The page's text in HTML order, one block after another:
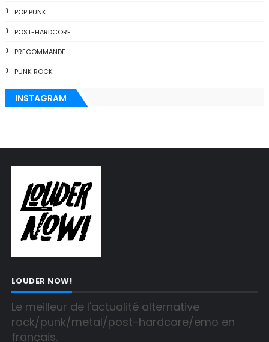
POP PUNK
POST-HARDCORE
PRECOMMANDE
PUNK ROCK
INSTAGRAM
LOUDER NOW!
Le meilleur de l'actualité alternative
rock/punk/metal/post-hardcore/emo en
français.